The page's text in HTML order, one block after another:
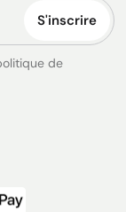
S'inscrire
de